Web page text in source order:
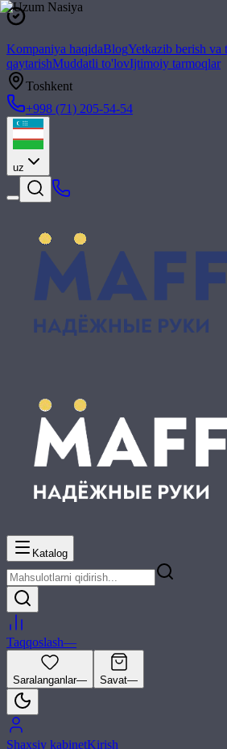
Kompaniya haqidaBlogYetkazib berish va
qaytarishMuddatli to'lovIjtimoiy tarmoqlar
Toshkent
+998 (71) 205-54-54
uz
Katalog
Taqqoslash—
Saralanganlar— Savat—
Shaxsiy kabinetKirish